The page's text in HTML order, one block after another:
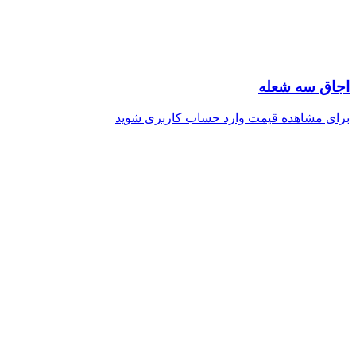
اجاق سه شعله
برای مشاهده قیمت وارد حساب کاربری شوید